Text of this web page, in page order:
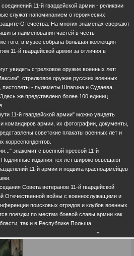
11-й гвардейской армии - реликвии
служат напоминанием о героических
Отечества. На многих знаменах сверкают
наименования частей в честь
того, в музее собрана большая коллекция
11-й гвардейской армии за отличия в
увидеть стрелковое оружие военных лет:
стрелковое оружие русских военных
пистолеты - пулеметы Шпагина и Судаева,
же представлено более 100 единиц
11-й гвардейской армии" можно увидеть
командиров армии, их фотографии, документы,
советские плакаты военных лет и
корреспондентов.
знакомит с военной прессой 11-й
издания тех лет широко освещают
11-й армии и подвига красноармейцев
Совета ветеранов 11-й гвардейской
Отечественной войны с военнослужащими и
поисковых отрядов и клубов военных
поездки по местам боевой славы армии как
так и в Республике Польша.